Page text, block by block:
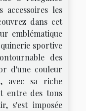
les
dans cet
emblématique
sportive
des
d'une couleur
avec sa riche
entre des tons
s'est imposée